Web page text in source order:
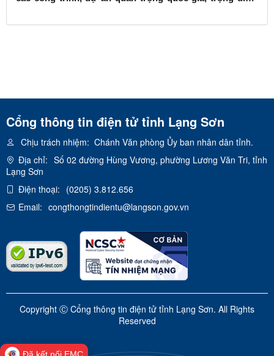
Cổng thông tin điện tử tỉnh Lạng Sơn
Chịu trách nhiệm: Chánh Văn phòng Ủy ban nhân dân tỉnh.
Địa chỉ: Số 02 đường Hùng Vương, phường Lương Văn Tri, tỉnh
Lạng Sơn
Điện thoại: (0205) 3.812.656
Email: congthongtindientu@langson.gov.vn
Copyright Ⓒ Cổng thông tin điện tử tỉnh Lạng Sơn. All Rights
Reserved